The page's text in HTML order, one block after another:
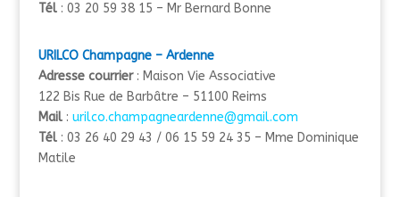
Tél: 03 20 59 38 15 – Mr Bernard Bonne
URILCO Champagne – Ardenne
Adresse courrier: Maison Vie Associative
122 Bis Rue de Barbâtre – 51100 Reims
Mail: urilco.champagneardenne@gmail.com
Tél: 03 26 40 29 43 / 06 15 59 24 35 – Mme Dominique
Matile